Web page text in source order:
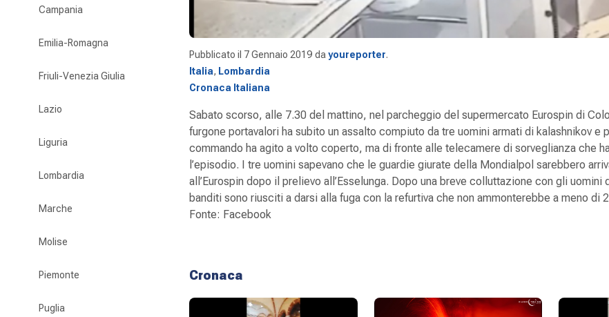
Campania
Emilia-Romagna
Friuli-Venezia Giulia
Lazio
Liguria
Lombardia
Marche
Molise
Piemonte
Puglia
Pubblicato il 7 Gennaio 2019 dayoureporter.
Italia, Lombardia
Cronaca Italiana
Sabato scorso, alle 7.30 del mattino, nel parcheggio del supermercato Eurospin di
furgone portavalori ha subito un assalto compiuto da tre uomini armati di kalashnikov e
commando ha agito a volto coperto, ma di fronte alle telecamere di sorveglianza che
l’episodio. I tre uomini sapevano che le guardie giurate della Mondialpol sarebbero
all’Eurospin dopo il prelievo all’Esselunga. Dopo una breve colluttazione con gli
banditi sono riusciti a darsi alla fuga con la refurtiva che non ammonterebbe a meno di
Fonte: Facebook
Cronaca